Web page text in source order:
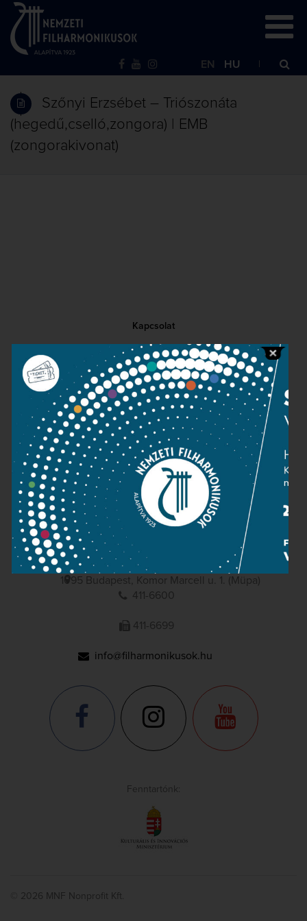
EN HU
Szőnyi Erzsébet – Triószonáta
(hegedű,cselló,zongora) | EMB
(zongorakivonat)
Kapcsolat
Közérdekű adatok
Sajtószoba
Adatvédelem
Impresszum
NEMZETI
FILHARMONIKUSOK
1095 Budapest, Komor Marcell u. 1. (Müpa)
411-6600
411-6699
info@filharmonikusok.hu
Fenntartónk:
© 2026 MNF Nonprofit Kft.